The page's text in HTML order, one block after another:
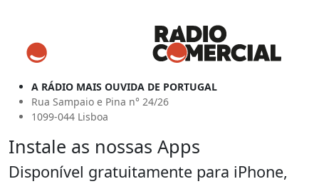
A RÁDIO MAIS OUVIDA DE PORTUGAL
Rua Sampaio e Pina n° 24/26
1099-044 Lisboa
Instale as nossas Apps
Disponível gratuitamente para iPhone,